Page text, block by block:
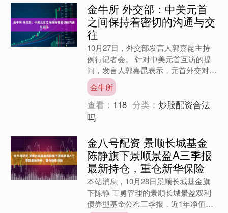
金牛所 外交部：中美元首
之间保持着密切的沟通与交
往
10月27日，外交部发言人郭嘉昆主持
例行记者会。 针对中美元首互访的提
问，发言人郭嘉昆表示，元首外交对中
美关系发挥着不可替代的重要引领作
用，中美元首之间保持着密....
金牛所
查看： 118 分类：炒股配资合法
吗
金八号配资 景顺长城基金
陈静旗下景顺景盈A三季报
最新持仓，重仓新华保险
本站消息，10月28日景顺长城基金旗
下陈静 王勇管理的景顺长城景盈双利
债券型基金公布三季报，近1年净值增